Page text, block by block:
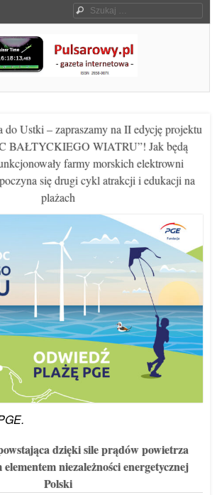
Szukaj
do Ustki – zapraszamy na II edycję projektu
BAŁTYCKIEGO WIATRU”! Jak będą
farmy morskich elektrowni
się drugi cykl atrakcji i edukacji na
plażach
dzięki sile prądów powietrza
niezależności energetycznej
Polski